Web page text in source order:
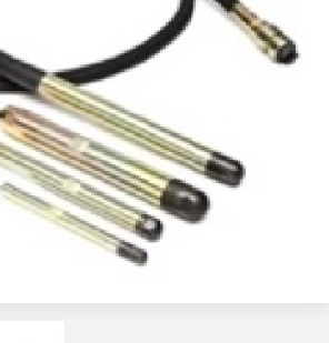
PIETEIKTIES